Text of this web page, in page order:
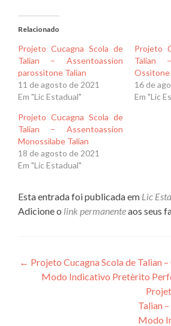
Relacionado
Projeto Cucagna Scola de
Talian – Assentoassion
parossìtone Talian
11 de agosto de 2021
Em "Lic Estadual"
Projeto
Talian
Ossìtone
16 de
Em "Lic
Projeto Cucagna Scola de
Talian – Assentoassion
Monossìlabe Talian
18 de agosto de 2021
Em "Lic Estadual"
Esta entrada foi publicada em Lic
Adicione o link permanenteaos seus
Navegação
← Projeto Cucagna Scola de Talian
Modo Indicativo Pretèrito
Talian
Modo